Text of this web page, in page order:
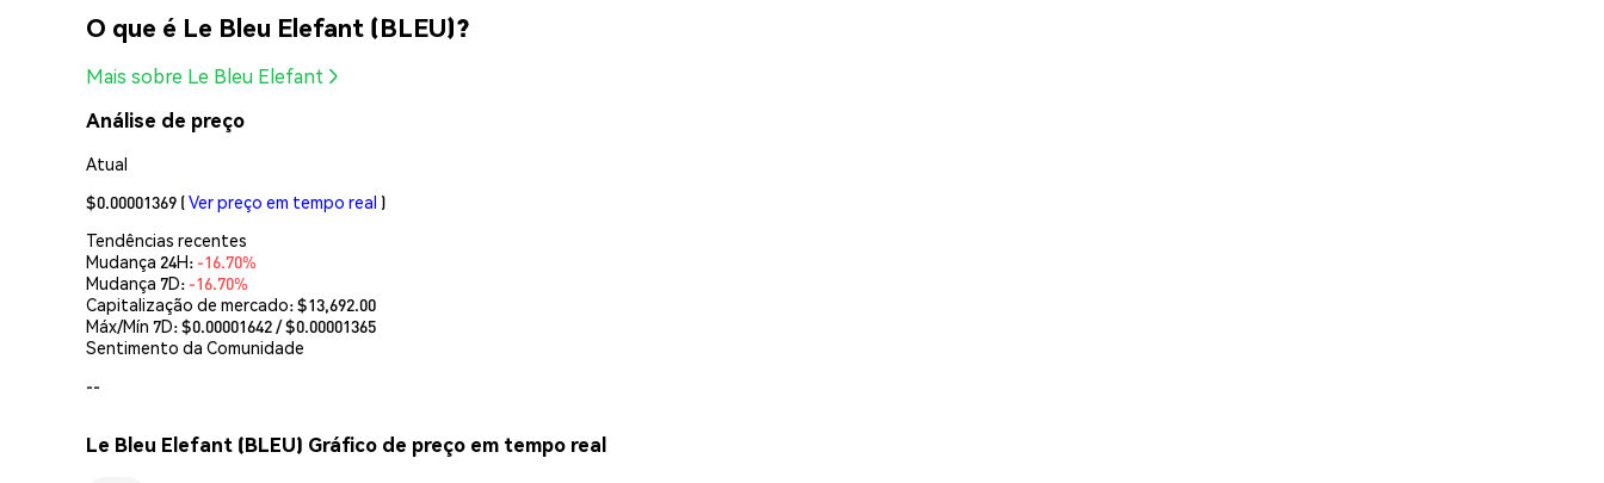
O que é Le Bleu Elefant (BLEU)?
Mais sobre Le Bleu Elefant
Análise de preço
Atual
$0.00001369 (Ver preço em tempo real )
Tendências recentes
Mudança 24H: -16.70%
Mudança 7D: -16.70%
Capitalização de mercado:$13,692.00
Máx/Mín 7D: $0.00001642/ $0.00001365
Sentimento da Comunidade
--
Le Bleu Elefant (BLEU) Gráfico de preço em tempo real